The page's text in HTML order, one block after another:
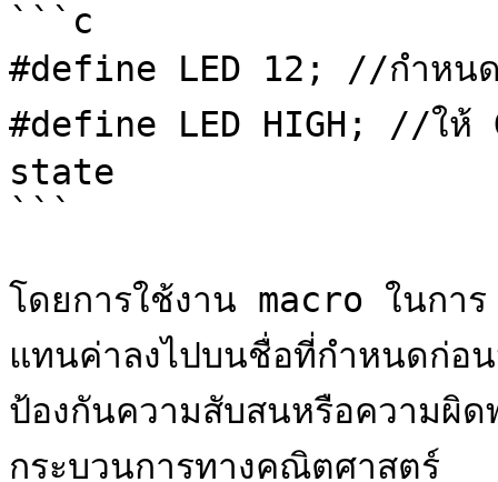
```c
#define LED 12; //กำหนด
#define LED HIGH; //ให้
state
```
โดยการใช้งาน macro ในกา
แทนค่าลงไปบนชื่อที่กำหนดก่อ
ป้องกันความสับสนหรือความผิ
กระบวนการทางคณิตศาสตร์